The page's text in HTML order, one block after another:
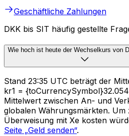
Geschäftliche Zahlungen
DKK bis SIT häufig gestellte
Wie hoch ist heute der Wechselkurs von
Stand 23:35 UTC beträgt der
kr1 =
Mittelwert zwischen An- und
globalen Währungsmärkten. Um
Überweisung mit Xe kosten
Seite „Geld senden“.